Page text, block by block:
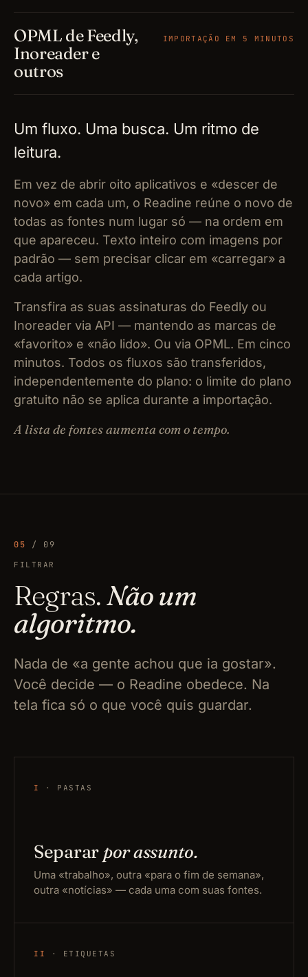
OPML de Feedly,
Inoreader e
outros
IMPORTAÇÃO EM 5 MINUTOS
Um fluxo. Uma busca. Um ritmo de
leitura.
Em vez de abrir oito aplicativos e «descer de
novo» em cada um, o Readine reúne o novo de
todas as fontes num lugar só — na ordem em
que apareceu. Texto inteiro com imagens por
padrão — sem precisar clicar em «carregar» a
cada artigo.
Transfira as suas assinaturas do Feedly ou
Inoreader via API — mantendo as marcas de
«favorito» e «não lido». Ou via OPML. Em cinco
minutos. Todos os fluxos são transferidos,
independentemente do plano: o limite do plano
gratuito não se aplica durante a importação.
A lista de fontes aumenta com o tempo.
05 / 09
FILTRAR
Regras.Não um
algoritmo.
Nada de «a gente achou que ia gostar».
Você decide — o Readine obedece. Na
tela fica só o que você quis guardar.
I · PASTAS
Separar por assunto.
Uma «trabalho», outra «para o fim de semana»,
outra «notícias» — cada uma com suas fontes.
II · ETIQUETAS